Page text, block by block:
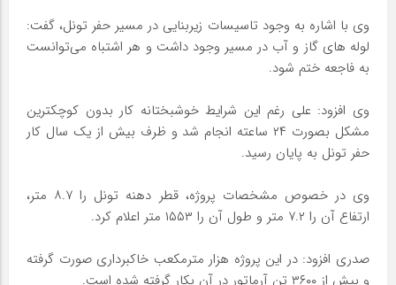
وی با اشاره به وجود تاسیسات زیربنایی در مسیر حفر تونل، گفت:
لوله های گاز و آب در مسیر وجود داشت و هر اشتباه می‌توانست
به فاجعه ختم شود.
وی افزود: علی رغم این شرایط خوشبختانه کار بدون کوچکترین
مشکل بصورت ۲۴ ساعته انجام شد و ظرف بیش از یک سال کار
حفر تونل به پایان رسید.
وی در خصوص مشخصات پروژه، قطر دهنه تونل را ۸.۷ متر،
ارتفاع آن را ۷.۲ متر و طول آن را ۱۵۵۳ متر اعلام کرد.
صدری افزود: در این پروژه هزار مترمکعب خاکبرداری صورت گرفته
و بیش از ۳۶۰۰ تن آرماتور در آن بکار گرفته شده است.